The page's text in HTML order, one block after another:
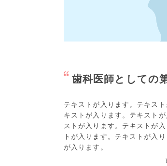
歯科医師としての
テキストが入ります。テキス
キストが入ります。テキスト
ストが入ります。テキストが
トが入ります。テキストが入
が入ります。